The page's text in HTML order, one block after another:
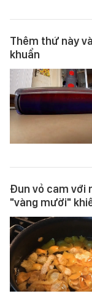
Thêm thứ này
khuẩn
Đun vỏ cam với
"vàng mười"